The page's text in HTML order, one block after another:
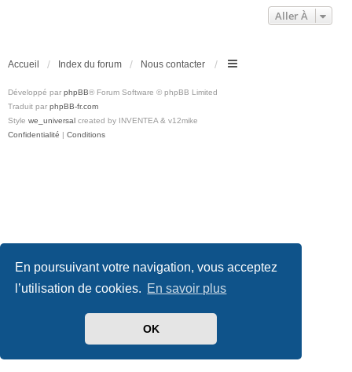
En poursuivant votre navigation, vous acceptez
l’utilisation de cookies. En savoir plus
OK
Aller À
Accueil Index du forum Nous contacter
Développé par phpBB® Forum Software © phpBB Limited
Traduit par phpBB-fr.com
Style we_universal created by INVENTEA & v12mike
Confidentialité | Conditions